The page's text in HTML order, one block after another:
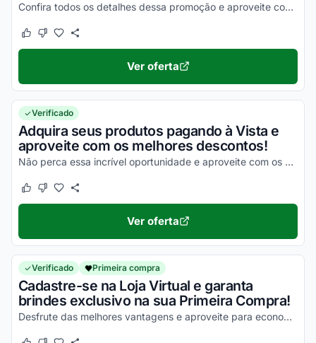
Confira todos os detalhes dessa promoção e aproveite com vantagens simplesmente incríveis!
Este cupom funcionou
Este cupom não funcionou
Ver oferta
Verificado
Adquira seus produtos pagando à Vista e
aproveite com os melhores descontos!
Não perca essa incrível oportunidade e aproveite com os melhores descontos ainda hoje!
Este cupom funcionou
Este cupom não funcionou
Ver oferta
Verificado Primeira compra
Cadastre-se na Loja Virtual e garanta
brindes exclusivo na sua Primeira Compra!
Desfrute das melhores vantagens e aproveite para economizar agora mesmo!